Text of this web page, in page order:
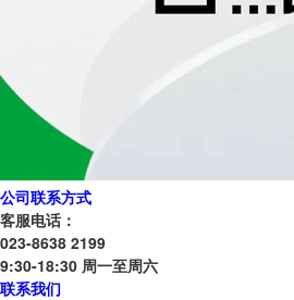
公司联系方式
客服电话：
023-8638 2199
9:30-18:30 周一至周六
联系我们